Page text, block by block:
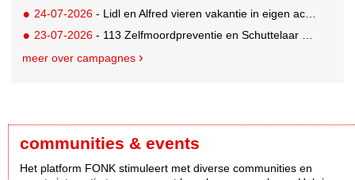
24-07-2026 - Lidl en Alfred vieren vakantie in eigen achtertuin
23-07-2026 - 113 Zelfmoordpreventie en Schuttelaar & Partners richten bewustwordingscampagne op mannen
meer over campagnes
communities & events
Het platform FONK stimuleert met diverse communities en